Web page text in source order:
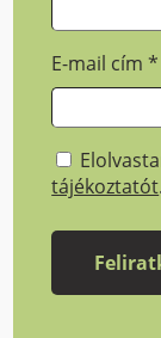
E-mail cím*
tájékoztatót.